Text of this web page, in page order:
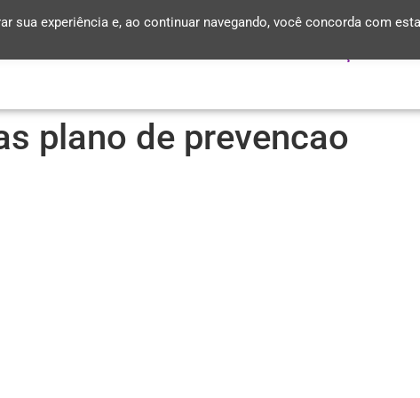
plano de prevencao
sua experiência e, ao continuar navegando, você concorda com